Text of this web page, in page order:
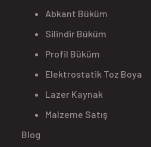
Abkant Büküm
Silindir Büküm
Profil Büküm
Elektrostatik Toz Boya
Lazer Kaynak
Malzeme Satış
Blog